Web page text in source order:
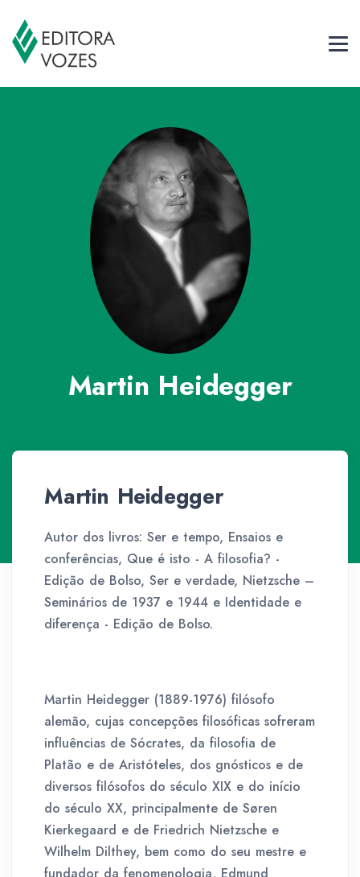
Martin Heidegger
Martin Heidegger
Autor dos livros: Ser e tempo, Ensaios e
conferências, Que é isto - A filosofia? -
Edição de Bolso, Ser e verdade, Nietzsche –
Seminários de 1937 e 1944 e Identidade e
diferença - Edição de Bolso.
Martin Heidegger (1889-1976) filósofo
alemão, cujas concepções filosóficas sofreram
influências de Sócrates, da filosofia de
Platão e de Aristóteles, dos gnósticos e de
diversos filósofos do século XIX e do início
do século XX, principalmente de Søren
Kierkegaard e de Friedrich Nietzsche e
Wilhelm Dilthey, bem como do seu mestre e